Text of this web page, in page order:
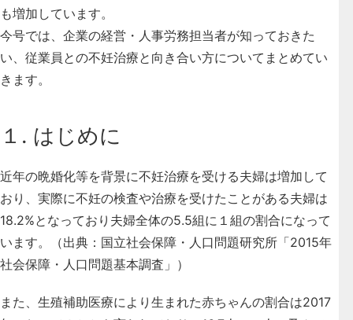
も増加しています。
今号では、企業の経営・人事労務担当者が知っておきた
い、従業員との不妊治療と向き合い方についてまとめてい
きます。
１. はじめに
近年の晩婚化等を背景に不妊治療を受ける夫婦は増加して
おり、実際に不妊の検査や治療を受けたことがある夫婦は
18.2%となっており夫婦全体の5.5組に１組の割合になって
います。（出典：国立社会保障・人口問題研究所「2015年
社会保障・人口問題基本調査」）
また、生殖補助医療により生まれた赤ちゃんの割合は2017